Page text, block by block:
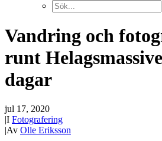
Vandring och
runt
dagar
jul 17, 2020
|I Fotografering
|Av Olle Eriksson